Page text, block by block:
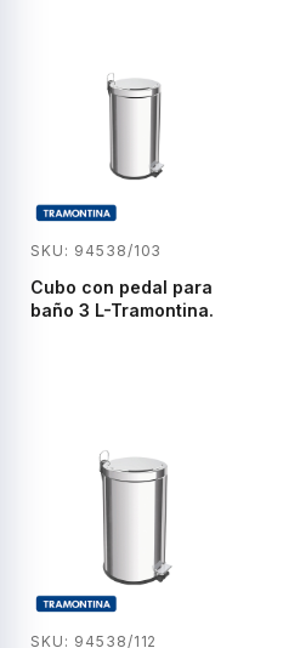
SKU: 94538/103
Cubo con pedal para
baño 3 L-Tramontina.
SKU: 94538/112